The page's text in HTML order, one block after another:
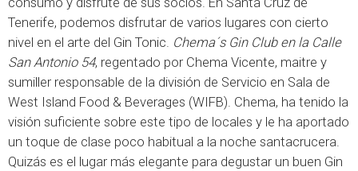
Tenerife, podemos disfrutar de varios lugares con cierto
nivel en el arte del Gin Tonic. Chema´s Gin Club en la Calle
San Antonio 54, regentado por Chema Vicente, maitre y
sumiller responsable de la división de Servicio en Sala de
West Island Food & Beverages (WIFB). Chema, ha tenido la
visión suficiente sobre este tipo de locales y le ha aportado
un toque de clase poco habitual a la noche santacrucera.
Quizás es el lugar más elegante para degustar un buen Gin